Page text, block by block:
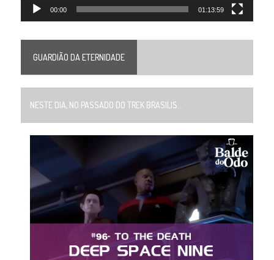
00:00 01:13:59
GUARDIÃO DA ETERNIDADE
NESTE DIA, NO PASSADO DO TREK BRASILIS...